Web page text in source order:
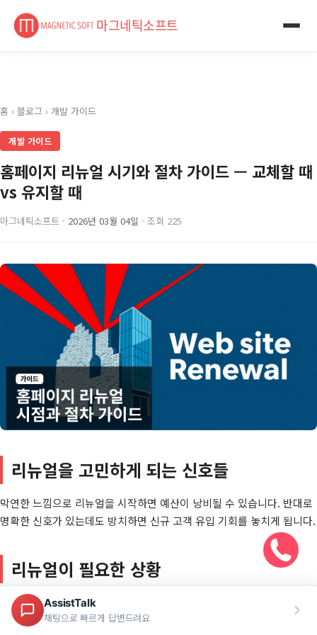
마그네틱소프트
홈 › 블로그 › 개발 가이드
개발 가이드
홈페이지 리뉴얼 시기와 절차 가이드 — 교체할 때
vs 유지할 때
마그네틱소프트 · 2026년 03월 04일 · 조회 225
리뉴얼을 고민하게 되는 신호들
막연한 느낌으로 리뉴얼을 시작하면 예산이 낭비될 수 있습니다. 반대로
명확한 신호가 있는데도 방치하면 신규 고객 유입 기회를 놓치게 됩니다.
리뉴얼이 필요한 상황
모바일 대응 미흡: 전체 트래픽의 60~70%가 모바일인데 PC 전용 디
자인만 있는 경우